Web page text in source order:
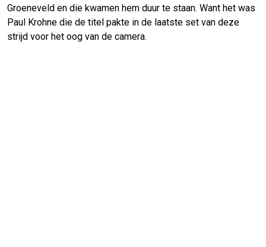
Groeneveld en die kwamen hem duur te staan. Want het was
Paul Krohne die de titel pakte in de laatste set van deze
strijd voor het oog van de camera.